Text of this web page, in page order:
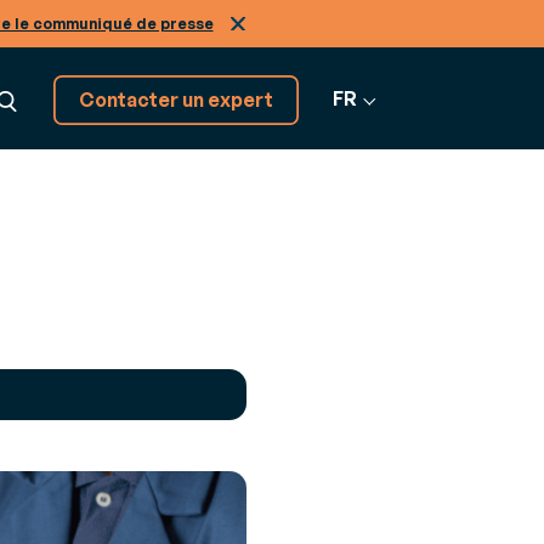
le communiqué de presse
Infinity
logiciels
de A à Z
Contacter un expert FR